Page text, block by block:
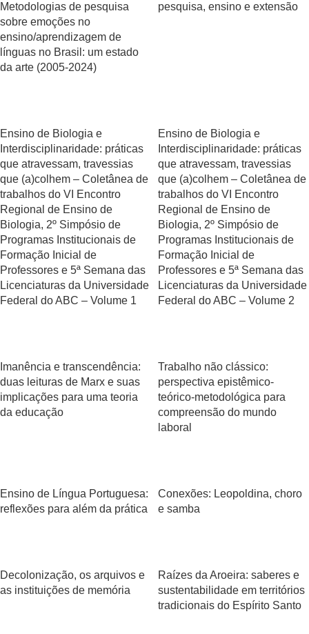
Metodologias de pesquisa
sobre emoções no
ensino/aprendizagem de
línguas no Brasil: um estado
da arte (2005-2024)
pesquisa, ensino e extensão
Ensino de Biologia e
Interdisciplinaridade: práticas
que atravessam, travessias
que (a)colhem – Coletânea de
trabalhos do VI Encontro
Regional de Ensino de
Biologia, 2º Simpósio de
Programas Institucionais de
Formação Inicial de
Professores e 5ª Semana das
Licenciaturas da Universidade
Federal do ABC – Volume 1
Ensino de Biologia e
Interdisciplinaridade: práticas
que atravessam, travessias
que (a)colhem – Coletânea de
trabalhos do VI Encontro
Regional de Ensino de
Biologia, 2º Simpósio de
Programas Institucionais de
Formação Inicial de
Professores e 5ª Semana das
Licenciaturas da Universidade
Federal do ABC – Volume 2
Imanência e transcendência:
duas leituras de Marx e suas
implicações para uma teoria
da educação
Trabalho não clássico:
perspectiva epistêmico-
teórico-metodológica para
compreensão do mundo
laboral
Ensino de Língua Portuguesa:
reflexões para além da prática
Conexões: Leopoldina, choro
e samba
Decolonização, os arquivos e
as instituições de memória
Raízes da Aroeira: saberes e
sustentabilidade em territórios
tradicionais do Espírito Santo